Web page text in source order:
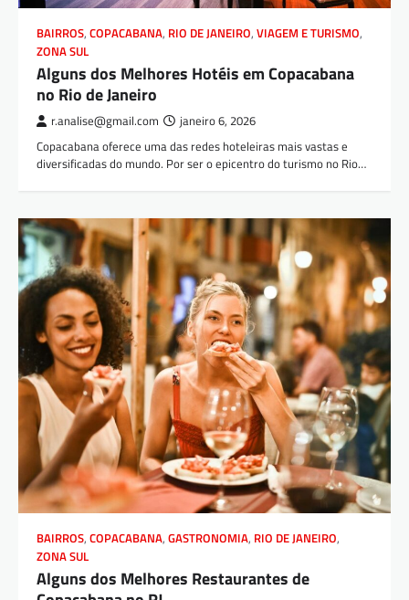
BAIRROS, COPACABANA, RIO DE JANEIRO, VIAGEM E TURISMO,
ZONA SUL
Alguns dos Melhores Hotéis em Copacabana
no Rio de Janeiro
r.analise@gmail.com janeiro 6, 2026
Copacabana oferece uma das redes hoteleiras mais vastas e
diversificadas do mundo. Por ser o epicentro do turismo no Rio…
BAIRROS, COPACABANA, GASTRONOMIA, RIO DE JANEIRO,
ZONA SUL
Alguns dos Melhores Restaurantes de